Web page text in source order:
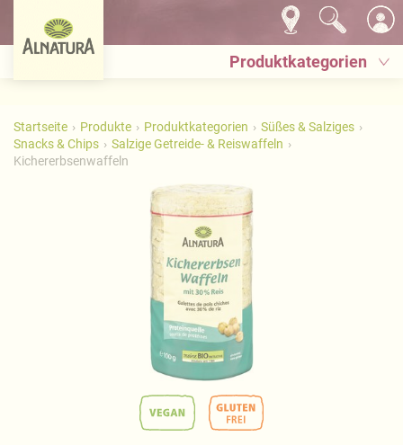
Produktkategorien
Startseite Produkte Produktkategorien
Süßes & Salziges
Snacks & Chips
Salzige Getreide- & Reiswaffeln
Kichererbsenwaffeln